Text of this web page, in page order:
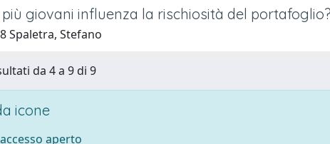
più giovani influenza la rischiosità del
Spaletra, Stefano
da 4 a 9 di 9
icone
aperto